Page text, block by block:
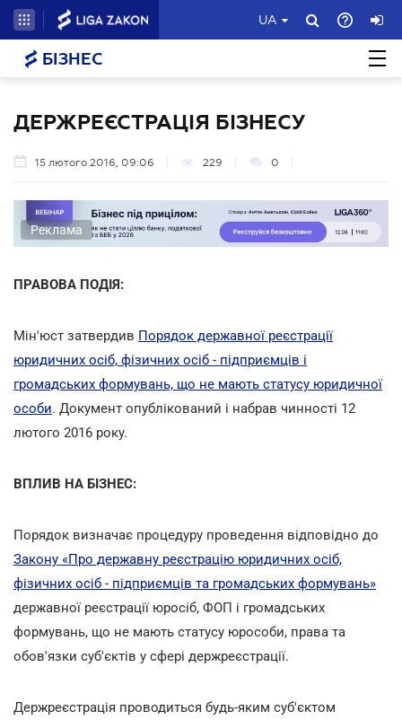
UA
БІЗНЕС
ДЕРЖРЕЄСТРАЦІЯ БІЗНЕСУ
15 лютого 2016, 09:06 229 0
Реклама
ПРАВОВА ПОДІЯ:
Мін'юст затвердив Порядок державної реєстрації
юридичних осіб, фізичних осіб - підприємців і
громадських формувань, що не мають статусу юридичної
особи. Документ опублікований і набрав чинності 12
лютого 2016 року.
ВПЛИВ НА БІЗНЕС:
Порядок визначає процедуру проведення відповідно до
Закону «Про державну реєстрацію юридичних осіб,
фізичних осіб - підприємців та громадських формувань»
державної реєстрації юросіб, ФОП і громадських
формувань, що не мають статусу юрособи, права та
обов'язки суб'єктів у сфері держреєстрації.
Держреєстрація проводиться будь-яким суб'єктом